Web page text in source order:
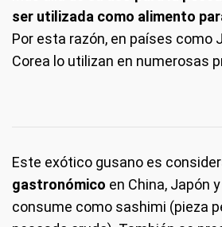
ser utilizada como alimento
Por esta razón, en países como
Corea lo utilizan en numerosas
Este exótico gusano es
gastronómico en China, Japón
consume como sashimi (pieza